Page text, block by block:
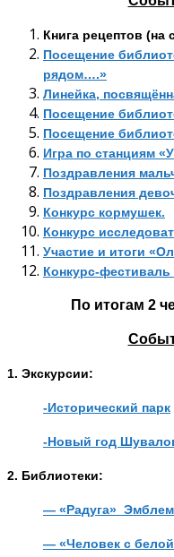
Книга рецептов (на
Посещение
рядом….»
Линейка,
Посещение
Посещение
Игра по станциям
Поздравления
Поздравления
Конкурс кормушек.
Конкурс
Участие и итоги
Конкурс-фестиваль
По итогам 2
1. Экскурсии:
-Исторический парк
-Новый год
2. Библиотеки:
— «Радуга»
— «Человек с